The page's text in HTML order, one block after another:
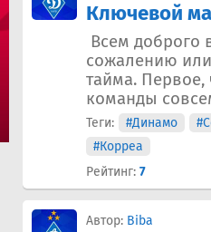
Ключевой
Всем доброго
сожалению
тайма. Первое,
команды
Теги: #Динамо
#Корреа
Рейтинг: 7
Автор: Biba